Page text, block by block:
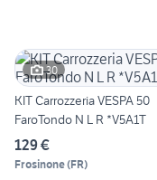
30
KIT Carrozzeria VESPA 50
FaroTondo N L R *V5A1T
129 €
Frosinone(FR)